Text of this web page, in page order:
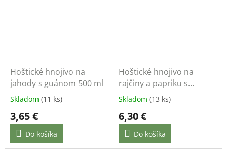
Hoštické hnojivo na
jahody s guánom 500 ml
Skladom (11 ks)
3,65 €
Do košíka
Hoštické hnojivo na
rajčiny a papriku s
guánom 1 l
Skladom (13 ks)
6,30 €
Do košíka